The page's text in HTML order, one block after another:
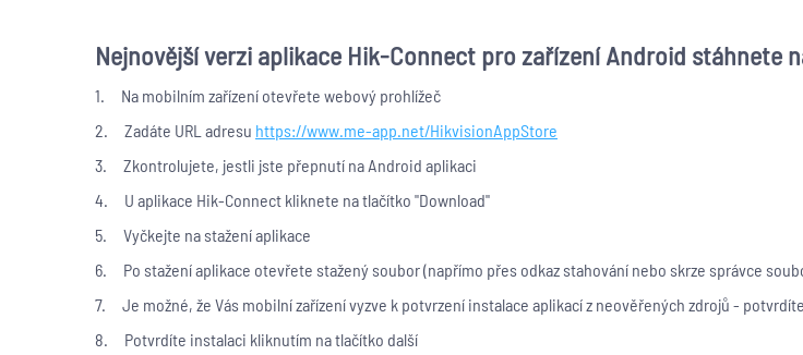
Nejnovější verzi aplikace Hik-Connect pro zařízení Android stáhnete
1. Na mobilním zařízení otevřete webový prohlížeč
2. Zadáte URL adresu https://www.me-app.net/HikvisionAppStore
3. Zkontrolujete, jestli jste přepnutí na Android aplikaci
4. U aplikace Hik-Connect kliknete na tlačítko "Download"
5. Vyčkejte na stažení aplikace
6. Po stažení aplikace otevřete stažený soubor (napřímo přes odkaz stahování nebo skrze správce
7. Je možné, že Vás mobilní zařízení vyzve k potvrzení instalace aplikací z neověřených zdrojů - potvrdíte
8. Potvrdíte instalaci kliknutím na tlačítko další